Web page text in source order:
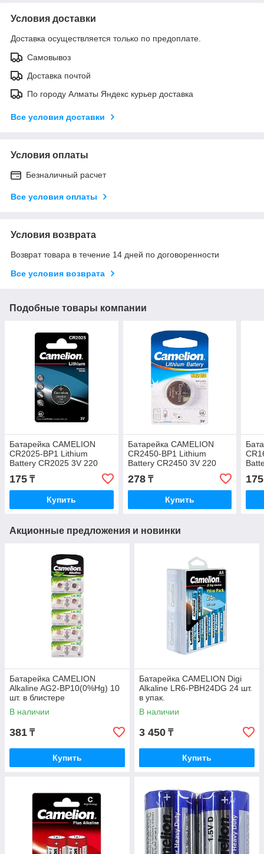
Условия доставки
Доставка осуществляется только по предоплате.
Самовывоз
Доставка почтой
По городу Алматы Яндекс курьер доставка
Все условия доставки
Условия оплаты
Безналичный расчет
Все условия оплаты
Условия возврата
Возврат товара в течение 14 дней по договоренности
Все условия возврата
Подобные товары компании
Батарейка CAMELION
CR2025-BP1 Lithium
Battery CR2025 3V 220
mAh 1 шт.
175 ₸
Купить
Батарейка CAMELION
CR2450-BP1 Lithium
Battery CR2450 3V 220
mAh 1 шт.
278₸
Купить
175
Акционные предложения и новинки
Батарейка CAMELION
Alkaline AG2-BP10(0%Hg) 10
шт. в блистере
В наличии
381 ₸
Купить
Батарейка CAMELION Digi
Alkaline LR6-PBH24DG 24 шт.
в упак.
В наличии
3 450 ₸
Купить